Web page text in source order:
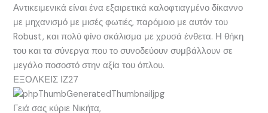
Αντικειμενικά είναι ένα εξαιρετικά καλοφτιαγμένο δίκαννο
με μηχανισμό με μισές φωτιές, παρόμοιο με αυτόν του
Robust, και πολύ φίνο σκάλισμα με χρυσά ένθετα. Η θήκη
του και τα σύνεργα που το συνοδεύουν συμβάλλουν σε
μεγάλο ποσοστό στην αξία του όπλου.
ΕΞΟΛΚΕΙΣ ΙΖ27
Γειά σας κύριε Νικήτα,